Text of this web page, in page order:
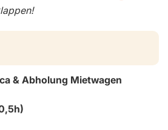
& Abholung Mietwagen